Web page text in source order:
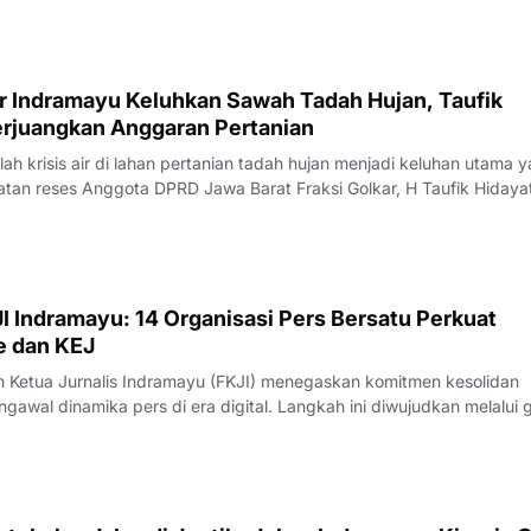
Indramayu Keluhkan Sawah Tadah Hujan, Taufik
Anggaran Pertanian
krisis air di lahan pertanian tadah hujan menjadi keluhan utama
reses Anggota DPRD Jawa Barat Fraksi Golkar, H Taufik
Krangkeng, Kabupaten Indramayu, Sabtu (08/08/
Indramayu: 14 Organisasi Pers Bersatu Perkuat
dan KEJ
Ketua Jurnalis Indramayu (FKJI) menegaskan komitmen kesolidan
dinamika pers di era digital. Langkah ini diwujudkan melalui
bertempat di Rumah Makan Payoe, Jalan Olahraga, Indramayu,